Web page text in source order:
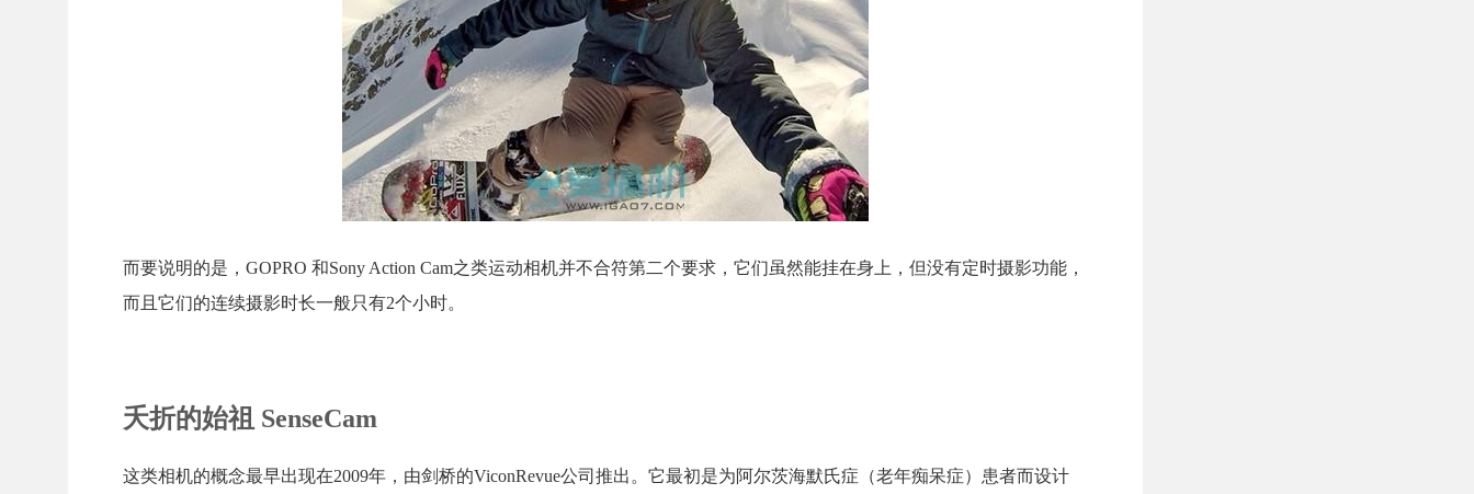
而要说明的是，GOPRO 和Sony Action Cam之类运动相机并不合符第二个要求，它们虽然能挂在身上，但没有定时摄影功能，
而且它们的连续摄影时长一般只有2个小时。
夭折的始祖 SenseCam
这类相机的概念最早出现在2009年，由剑桥的ViconRevue公司推出。它最初是为阿尔茨海默氏症（老年痴呆症）患者而设计